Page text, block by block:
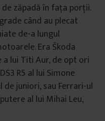
zăpadă în fața porții.
când au plecat
de-a lungul
Era Škoda
a lui Titi Aur, de opt ori
R5 al lui Simone
juniori, sau Ferrari-ul
al lui Mihai Leu,